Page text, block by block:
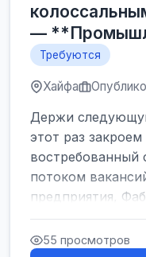
—
Требуются
Хайфа
Держи
этот раз
востребованный
потоком
предприятия,
55 просмотров